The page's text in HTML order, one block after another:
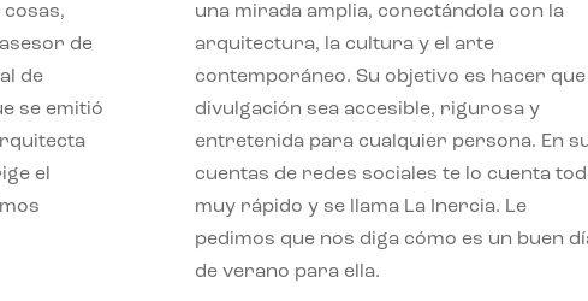
cosas,
de
de
se emitió
el
una mirada amplia, conectándola con la
arquitectura, la cultura y el arte
contemporáneo. Su objetivo es hacer que
divulgación sea accesible, rigurosa y
entretenida para cualquier persona. En
cuentas de redes sociales te lo cuenta
muy rápido y se llama La Inercia. Le
pedimos que nos diga cómo es un buen
de verano para ella.